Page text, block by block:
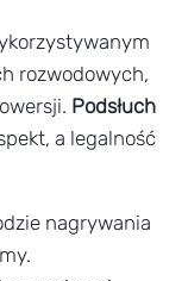
rozwodowych,
Podsłuch
a legalność
nagrywania